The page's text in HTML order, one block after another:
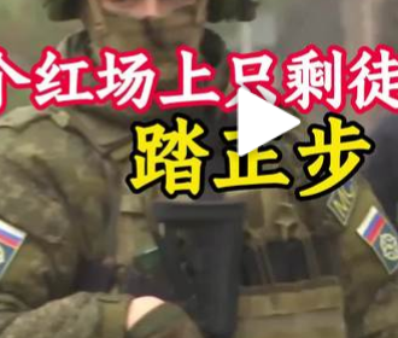
勒沃库森U17主帅盛赞赵松源
台军“汉光秀”开场闹剧多
段绚竞因公牺牲 年仅44岁
1岁宝宝碰坏纸巾盒 宝妈被索赔924元
女子开一天一夜空调后二氧化碳中毒
97岁英国奶奶飞上天再破吉尼斯纪录
“空调24小时开着更省电”不实